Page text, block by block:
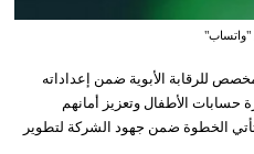
"واتساب"
للرقابة الأبوية ضمن إعداداته
الأطفال وتعزيز أمانهم
الخطوة ضمن جهود الشركة لتطوير